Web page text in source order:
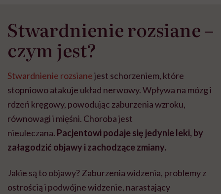
Stwardnienie rozsiane –
czym jest?
Stwardnienie rozsianejest schorzeniem, które
stopniowo atakuje układ nerwowy. Wpływa na mózg i
rdzeń kręgowy, powodując zaburzenia wzroku,
równowagi i mięśni. Choroba jest
nieuleczana. Pacjentowi podaje się jedynie leki, by
załagodzić objawy i zachodzące zmiany.
Jakie są to objawy? Zaburzenia widzenia, problemy z
ostrością i podwójne widzenie, narastający